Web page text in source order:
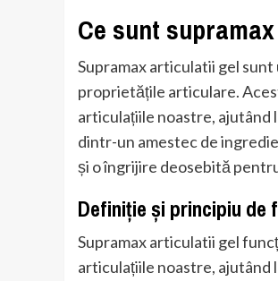
Ce sunt
Supramax articulatii gel
proprietățile articulare.
articulațiile noastre, ajutând
dintr-un amestec de
și o îngrijire deosebită
Definiție și principiu de
Supramax articulatii gel
articulațiile noastre, ajutând